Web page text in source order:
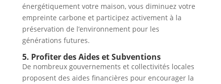
énergétiquement votre maison, vous diminuez votre
empreinte carbone et participez activement à la
préservation de l’environnement pour les
générations futures.
5. Profiter des Aides et Subventions
De nombreux gouvernements et collectivités locales
proposent des aides financières pour encourager la